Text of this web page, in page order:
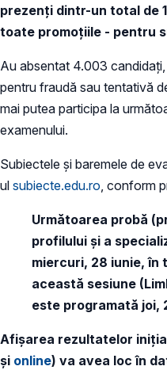
prezenți dintr-un total de
toate promoțiile - pentru
Au absentat 4.003
pentru fraudă sau tentativă
mai putea participa la
examenului.
Subiectele și baremele de
ul subiecte.edu.ro , conform
Următoarea probă
profilului și a
miercuri, 28 iunie, în
această sesiune
este programată joi,
Afișarea rezultatelor
și online) va avea loc în